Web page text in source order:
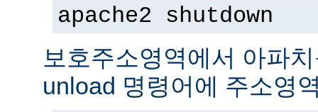
apache2 shutdown
보호주소영역에서 아파
unload 명령어에 주소영